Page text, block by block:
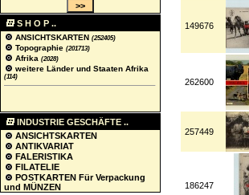
S H O P ..
ANSICHTSKARTEN (252405)
Topographie (201713)
Afrika (2028)
weitere Länder und Staaten Afrika
(114)
INDUSTRIE GESCHÄFTE ..
ANSICHTSKARTEN
ANTIKVARIAT
FALERISTIKA
FILATELIE
POSTKARTEN Für Verpackung
und MÜNZEN
149676
262600
257449
186247